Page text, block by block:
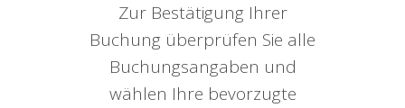
Zur Bestätigung Ihrer
Buchung überprüfen Sie alle
Buchungsangaben und
wählen Ihre bevorzugte